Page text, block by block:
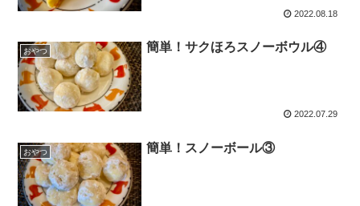
2022.08.18
おやつ 簡単！サクほろスノーボウル④
2022.07.29
おやつ 簡単！スノーボール③